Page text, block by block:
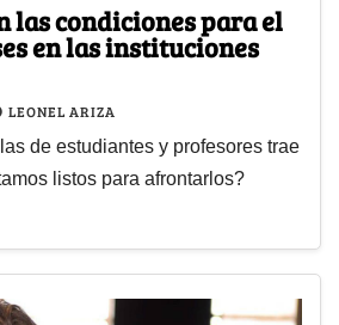
las condiciones para el
en las instituciones
LEONEL ARIZA
de estudiantes y profesores trae
listos para afrontarlos?